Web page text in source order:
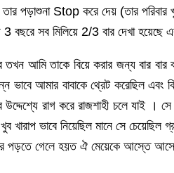
পড়াশুনা Stop করে দেয় (তার
বছরে সব মিলিয়ে 2/3 বার দেখা
আমি তাকে বিয়ে করার জন্য বার
ভাবে আমার বাবাকে থ্রেট করেছিল
রাগ করে রাজশাহী চলে যাই
খারাপ ভাবে নিয়েছিল মানে সে চেয়েছিল
পড়তে গেলে হয়ত ঐ মেয়েকে আস্তে